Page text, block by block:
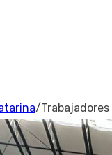
/Trabajadores